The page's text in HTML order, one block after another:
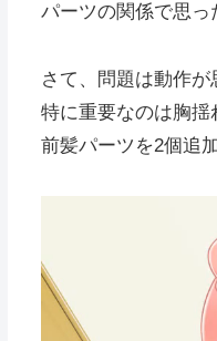
パーツの関係で思
さて、問題は動作が
特に重要なのは胸揺
前髪パーツを2個追